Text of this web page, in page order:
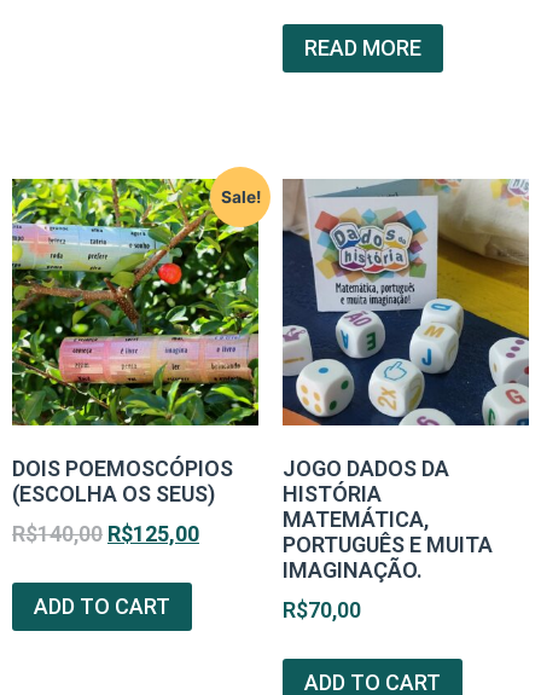
READ MORE
Sale!
DOIS POEMOSCÓPIOS
(ESCOLHA OS SEUS)
R$140,00 R$125,00
ADD TO CART
JOGO DADOS DA
HISTÓRIA
MATEMÁTICA,
PORTUGUÊS E MUITA
IMAGINAÇÃO.
R$70,00
ADD TO CART